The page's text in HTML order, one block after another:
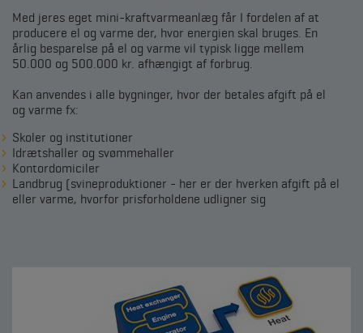
Med jeres eget mini-kraftvarmeanlæg får I fordelen af at
producere el og varme der, hvor energien skal bruges. En
årlig besparelse på el og varme vil typisk ligge mellem
50.000 og 500.000 kr. afhængigt af forbrug.
Kan anvendes i alle bygninger, hvor der betales afgift på el
og varme fx:
Skoler og institutioner
Idrætshaller og svømmehaller
Kontordomiciler
Landbrug (svineproduktioner - her er der hverken afgift på el
eller varme, hvorfor prisforholdene udligner sig